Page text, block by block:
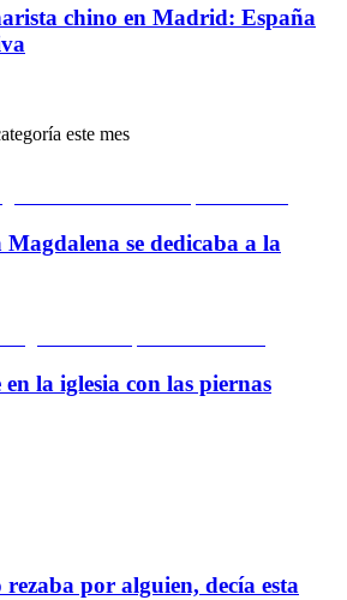
chino en Madrid: España
este mes
se dedicaba a la
en la iglesia con las piernas
por alguien, decía esta